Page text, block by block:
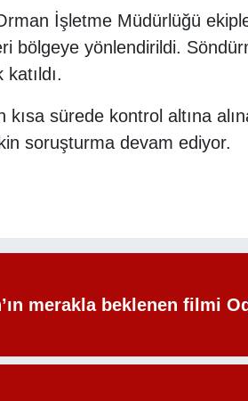
İşletme Müdürlüğü
bölgeye yönlendirildi.
kısa sürede kontrol altına
soruşturma devam ediyor.
merakla beklenen filmi